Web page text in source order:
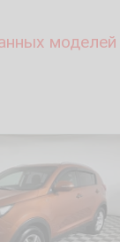
моделей